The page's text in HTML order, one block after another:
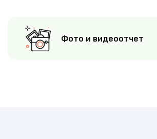
Фото и видеоотчет